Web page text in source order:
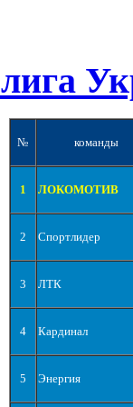
№ команды
1 ЛОКОМОТИВ
2 Спортлидер
3 ЛТК
4 Кардинал
5 Энергия